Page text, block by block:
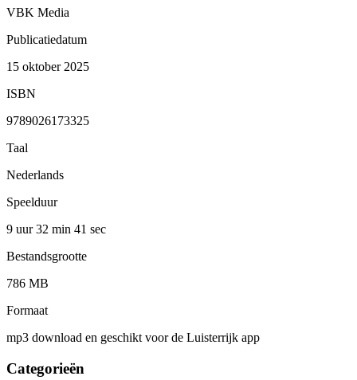
VBK Media
Publicatiedatum
15 oktober 2025
ISBN
9789026173325
Taal
Nederlands
Speelduur
9 uur 32 min 41 sec
Bestandsgrootte
786 MB
Formaat
mp3 download en geschikt voor de Luisterrijk app
Categorieën